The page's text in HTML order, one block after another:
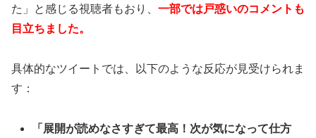
た」と感じる視聴者もおり、 一部では戸惑いのコメントも
目立ちました。
具体的なツイートでは、以下のような反応が見受けられま
す：
「展開が読めなさすぎて最高！次が気になって仕方